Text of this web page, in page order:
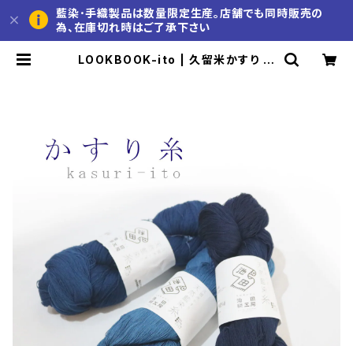
藍染･手織製品は数量限定生産。店舗でも同時販売の
為、在庫切れ時はご了承下さい
LOOKBOOK-ito | 久留米かすり 池